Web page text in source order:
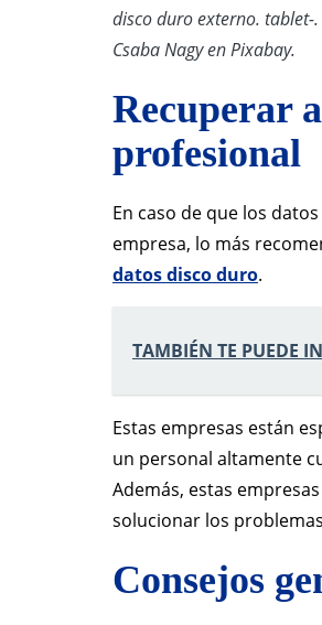
disco duro externo. tablet-
Csaba Nagy en Pixabay.
Recuperar
profesional
En caso de que los
empresa, lo más
datos disco duro.
TAMBIÉN TE PUEDE
Estas empresas están
un personal altamente
Además, estas
solucionar los
Consejos